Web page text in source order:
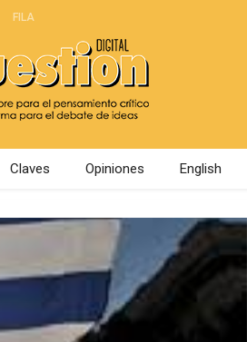
FILA
Claves Opiniones English